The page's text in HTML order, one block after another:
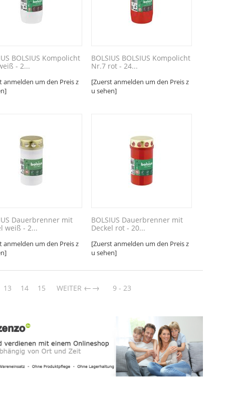
BOLSIUS Kompolicht
- 2...
anmelden um den Preis z
BOLSIUS BOLSIUS Kompolicht
Nr.7 rot - 24...
[Zuerst anmelden um den Preis z
u sehen]
Dauerbrenner mit
weiß - 2...
anmelden um den Preis z
BOLSIUS Dauerbrenner mit
Deckel rot - 20...
[Zuerst anmelden um den Preis z
u sehen]
13 14 15 WEITER → 9 - 23